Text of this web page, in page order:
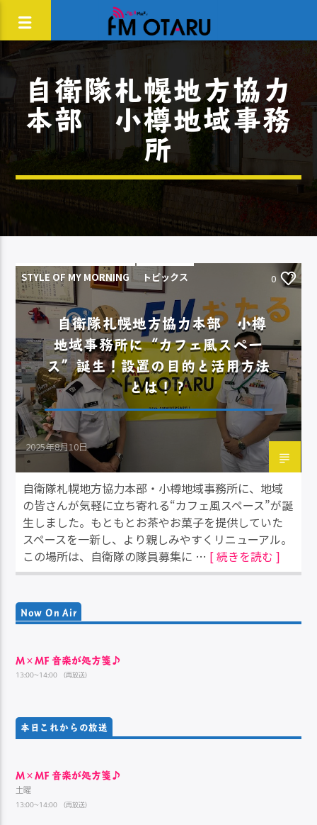
自衛隊札幌地方協力
本部 小樽地域事務
所
STYLE OF MY MORNING トピックス 0
自衛隊札幌地方協力本部 小樽
地域事務所に“カフェ風スペー
ス”誕生！設置の目的と活用方法
とは！？
2025年8月10日
自衛隊札幌地方協力本部・小樽地域事務所に、地域
の皆さんが気軽に立ち寄れる“カフェ風スペース”が誕
生しました。もともとお茶やお菓子を提供していた
スペースを一新し、より親しみやすくリニューアル。
この場所は、自衛隊の隊員募集に … [ 続きを読む ]
Now On Air
M×MF 音楽が処方箋♪
13:00~14:00 （再放送）
本日これからの放送
M×MF 音楽が処方箋♪
土曜
13:00~14:00 （再放送）